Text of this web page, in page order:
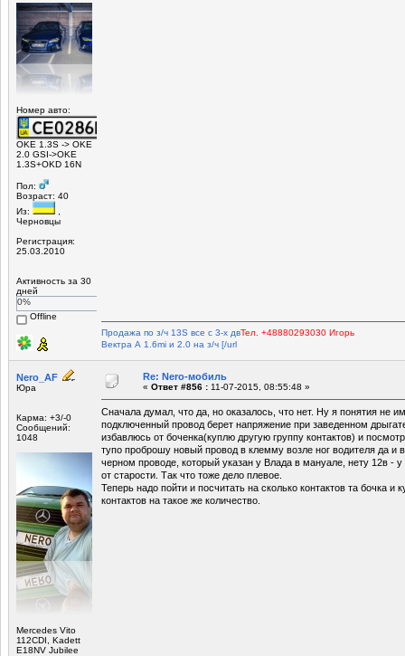
Номер авто:
OKE 1.3S -> OKE
2.0 GSI->OKE
1.3S+OKD 16N
Пол:
Возраст: 40
Из:
,
Черновцы
Регистрация:
25.03.2010
Активность за 30
дней
0%
Offline
Продажа по з/ч 13S все с 3-х двТел. +48880293030 Игорь
Вектра А 1.6mi и 2.0 на з/ч [/url
Nero_AF
Юра
Карма: +3/-0
Сообщений:
1048
Mercedes Vito
112CDI, Kadett
E18NV Jubilee
Re: Nero-мобиль
« Ответ #856 : 11-07-2015, 08:55:48 »
Сначала думал, что да, но оказалось, что нет. Ну я понятия не
подключенный провод берет напряжение при заведенном
избавлюсь от боченка(куплю другую группу контактов) и
тупо проброшу новый провод в клемму возле ног водителя да и
черном проводе, который указан у Влада в мануале, нету 12в -
от старости. Так что тоже дело плевое.
Теперь надо пойти и посчитать на сколько контактов та бочка и
контактов на такое же количество.